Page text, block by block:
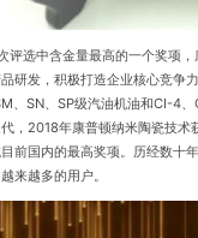
选中含金量最高的一个奖项，
研发，积极打造企业核心竞争
、SN、SP级汽油机油和CI-4
，2018年康普顿纳米陶瓷技
前国内的最高奖项。历经数十
来越多的用户。